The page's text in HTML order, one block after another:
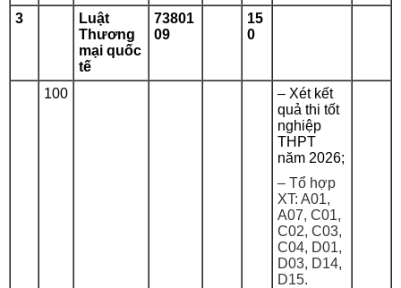
3
Luật
Thương
mại quốc
tế
73801
09
15
0
100
– Xét kết
quả thi tốt
nghiệp
THPT
năm 2026;
– Tổ hợp
XT: A01,
A07, C01,
C02, C03,
C04, D01,
D03, D14,
D15.